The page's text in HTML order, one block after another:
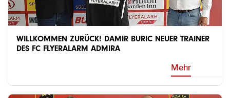
WILLKOMMEN ZURÜCK! DAMIR BURIC NEUER TRAINER
DES FC FLYERALARM ADMIRA
Mehr